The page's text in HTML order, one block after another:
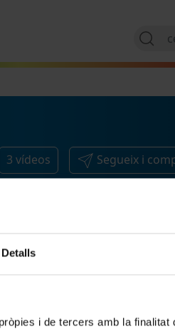
Detalls
i de tercers amb la finalitat
3 vídeos Segueix i